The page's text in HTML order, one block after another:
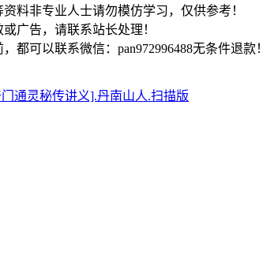
料非专业人士请勿模仿学习，仅供参考！
广告，请联系站长处理！
都可以联系微信：pan972996488无条件退款！
通灵秘传讲义].丹南山人.扫描版